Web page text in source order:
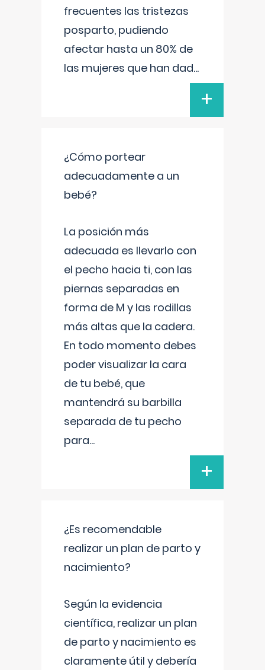
frecuentes las tristezas
posparto, pudiendo
afectar hasta un 80% de
las mujeres que han dad...
+
¿Cómo portear
adecuadamente a un
bebé?
La posición más
adecuada es llevarlo con
el pecho hacia ti, con las
piernas separadas en
forma de M y las rodillas
más altas que la cadera.
En todo momento debes
poder visualizar la cara
de tu bebé, que
mantendrá su barbilla
separada de tu pecho
para...
+
¿Es recomendable
realizar un plan de parto y
nacimiento?
Según la evidencia
científica, realizar un plan
de parto y nacimiento es
claramente útil y debería